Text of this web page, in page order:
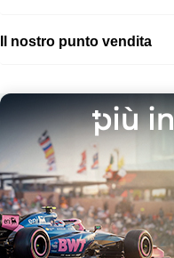
Il nostro punto vendita